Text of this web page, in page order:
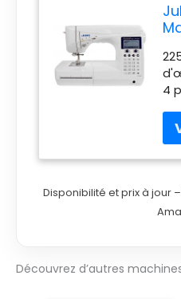
4
Disponibilité et prix à jour
Découvrez d’autres